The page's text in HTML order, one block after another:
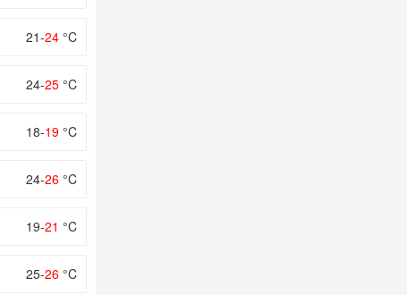
21-24 °C
24-25 °C
18-19 °C
24-26 °C
19-21 °C
25-26 °C